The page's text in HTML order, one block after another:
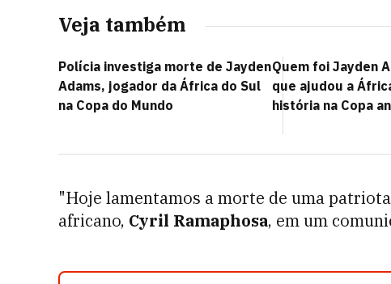
Veja também
Polícia investiga morte de Jayden
Adams, jogador da África do Sul
na Copa do Mundo
Quem foi Jayden
que ajudou a
história na Copa
"Hoje lamentamos a morte de uma
africano, Cyril Ramaphosa, em um